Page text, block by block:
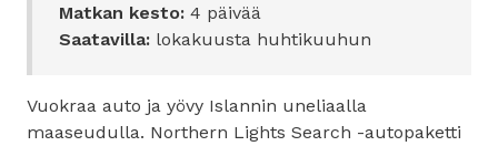
Matkan kesto: 4 päivää
Saatavilla: lokakuusta huhtikuuhun
Vuokraa auto ja yövy Islannin uneliaalla
maaseudulla. Northern Lights Search -autopaketti